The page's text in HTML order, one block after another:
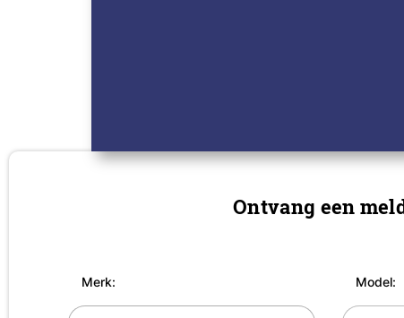
Ontvang een
Merk: Model: